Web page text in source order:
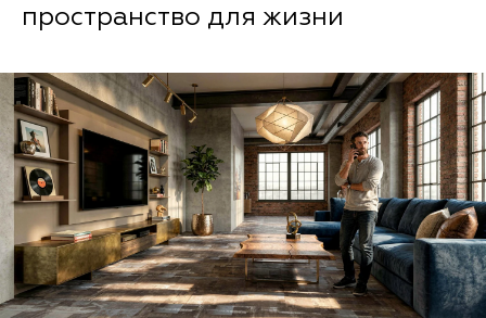
пространство для жизни